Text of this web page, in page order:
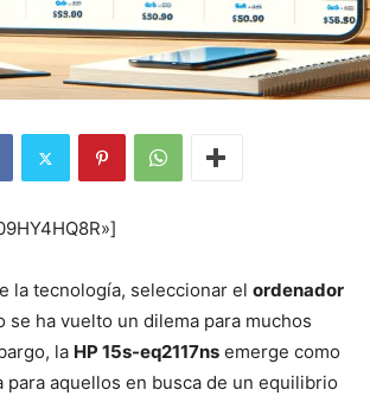
la tecnología, seleccionar el ordenador
se ha vuelto un dilema para muchos
la HP 15s-eq2117ns emerge como
para aquellos en busca de un equilibrio